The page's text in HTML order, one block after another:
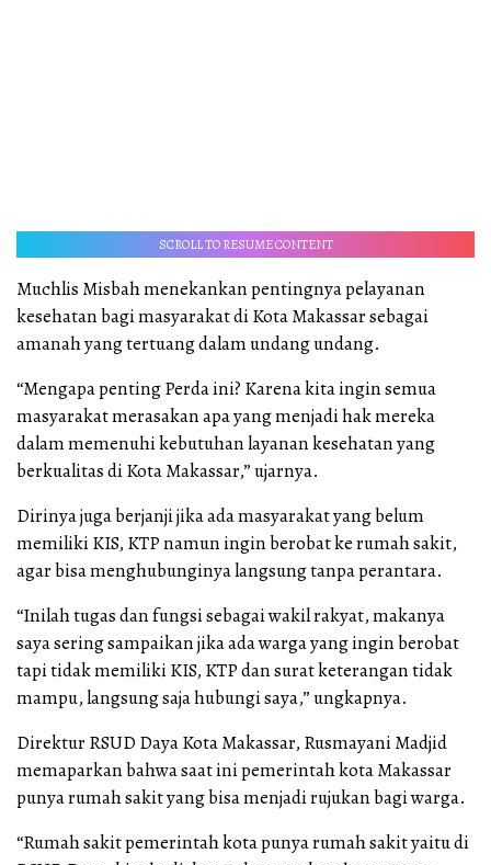
SCROLL TO RESUME CONTENT
Muchlis Misbah menekankan pentingnya pelayanan
kesehatan bagi masyarakat di Kota Makassar sebagai
amanah yang tertuang dalam undang undang.
“Mengapa penting Perda ini? Karena kita ingin semua
masyarakat merasakan apa yang menjadi hak mereka
dalam memenuhi kebutuhan layanan kesehatan yang
berkualitas di Kota Makassar,” ujarnya.
Dirinya juga berjanji jika ada masyarakat yang belum
memiliki KIS, KTP namun ingin berobat ke rumah sakit,
agar bisa menghubunginya langsung tanpa perantara.
“Inilah tugas dan fungsi sebagai wakil rakyat, makanya
saya sering sampaikan jika ada warga yang ingin berobat
tapi tidak memiliki KIS, KTP dan surat keterangan tidak
mampu, langsung saja hubungi saya,” ungkapnya.
Direktur RSUD Daya Kota Makassar, Rusmayani Madjid
memaparkan bahwa saat ini pemerintah kota Makassar
punya rumah sakit yang bisa menjadi rujukan bagi warga.
“Rumah sakit pemerintah kota punya rumah sakit yaitu di